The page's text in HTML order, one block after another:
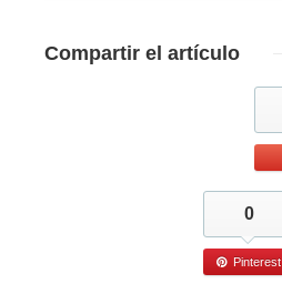
Compartir el artículo
0
Pinterest